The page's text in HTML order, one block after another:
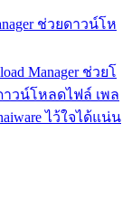
ช่วยดาวน์โห
Manager ช่วยโ
าวน์โหลดไฟล์ เพล
ไว้ใจได้แน่น